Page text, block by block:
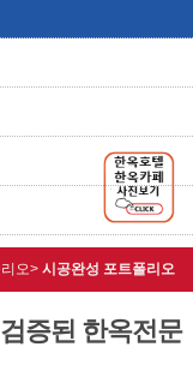
오> 시공완성 포트폴리오
증된 한옥전문